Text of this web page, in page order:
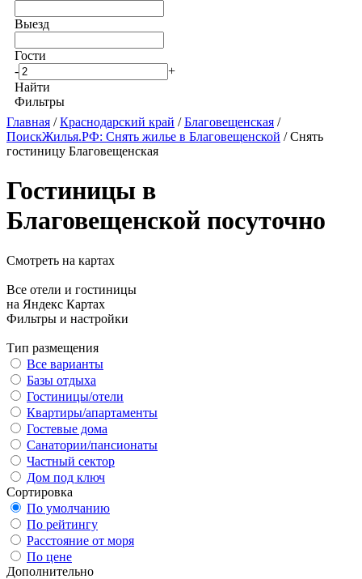
Выезд
Гости
-
+
Найти
Фильтры
Главная /Краснодарский край /Благовещенская /
ПоискЖилья.РФ: Снять жилье в Благовещенской / Снять
гостиницу Благовещенская
Гостиницы в
Благовещенской посуточно
Смотреть на картах
Все отели и гостиницы
на Яндекс Картах
Фильтры и настройки
Тип размещения
Все варианты
Базы отдыха
Гостиницы/отели
Квартиры/апартаменты
Гостевые дома
Санатории/пансионаты
Частный сектор
Дом под ключ
Сортировка
По умолчанию
По рейтингу
Расстояние от моря
По цене
Дополнительно